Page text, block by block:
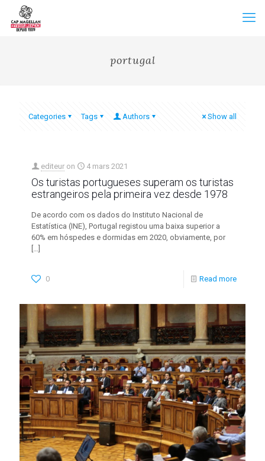
portugal
Categories Tags Authors Show all
editeur on 4 mars 2021
Os turistas portugueses superam os turistas
estrangeiros pela primeira vez desde 1978
De acordo com os dados do Instituto Nacional de
Estatística (INE), Portugal registou uma baixa superior a
60% em hóspedes e dormidas em 2020, obviamente, por
[…]
0 Read more